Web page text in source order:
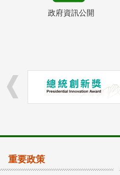
政府資訊公開
重要政策